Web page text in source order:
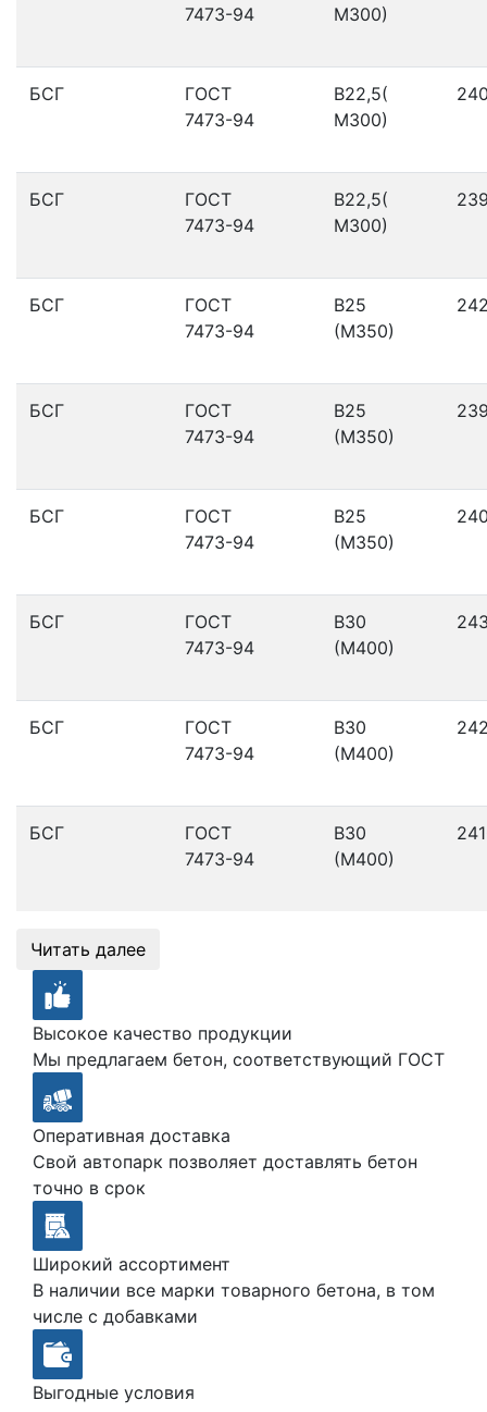
7473-94
М300)
БСГ
ГОСТ
7473-94
В22,5(
М300)
БСГ
ГОСТ
7473-94
В22,5(
М300)
БСГ
ГОСТ
7473-94
В25
(М350)
БСГ
ГОСТ
7473-94
В25
(М350)
БСГ
ГОСТ
7473-94
В25
(М350)
БСГ
ГОСТ
7473-94
В30
(М400)
БСГ
ГОСТ
7473-94
В30
(М400)
БСГ
ГОСТ
7473-94
В30
(М400)
Читать далее
Высокое качество продукции
Мы предлагаем бетон, соответствующий ГОСТ
Оперативная доставка
Свой автопарк позволяет доставлять бетон
точно в срок
Широкий ассортимент
В наличии все марки товарного бетона, в том
числе с добавками
Выгодные условия